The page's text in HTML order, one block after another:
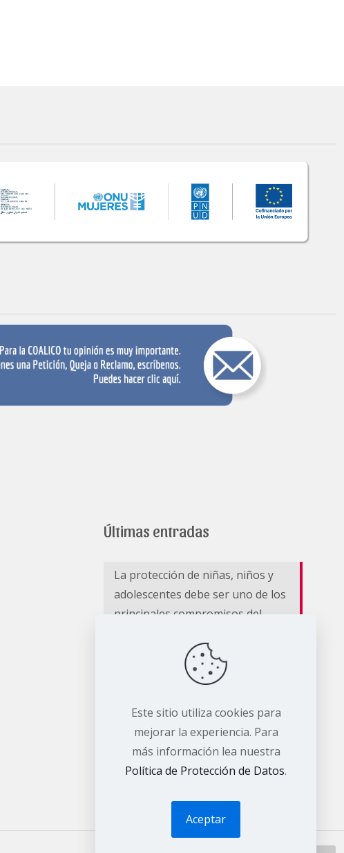
Últimas entradas
La protección de niñas, niños y
adolescentes debe ser uno de los
principales compromisos del
Hay vidas que se convierten en
EL RIESGO NO CESA II
Este sitio utiliza cookies para
mejorar la experiencia. Para
más información lea nuestra
Política de Protección de Datos.
Aceptar